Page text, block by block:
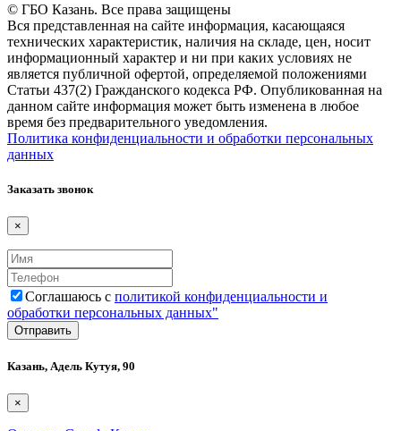
© ГБО Казань. Все права защищены
Вся представленная на сайте информация, касающаяся
технических характеристик, наличия на складе, цен, носит
информационный характер и ни при каких условиях не
является публичной офертой, определяемой положениями
Статьи 437(2) Гражданского кодекса РФ. Опубликованная на
данном сайте информация может быть изменена в любое
время без предварительного уведомления.
Политика конфиденциальности и обработки персональных
данных
Заказать звонок
×
Соглашаюсь с политикой конфиденциальности и
обработки персональных данных"
Казань, Адель Кутуя, 90
×